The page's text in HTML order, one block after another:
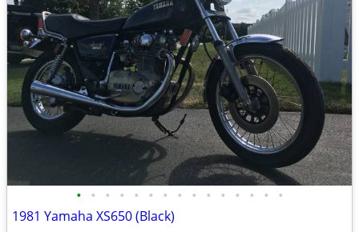
• • • • • • • • • • • • • • •
1981 Yamaha XS650 (Black)